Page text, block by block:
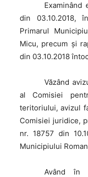
Examinând
din 03.10.2018,
Primarul
Micu, precum şi
din 03.10.2018
Văzând
al Comisiei
teritoriului, avizul
Comisiei juridice,
nr. 18757 din
Municipiului
Având în